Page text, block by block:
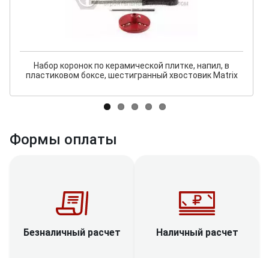
Набор коронок по керамической плитке, напил, в
пластиковом боксе, шестигранный хвостовик Matrix
Формы оплаты
Безналичный расчет Наличный расчет